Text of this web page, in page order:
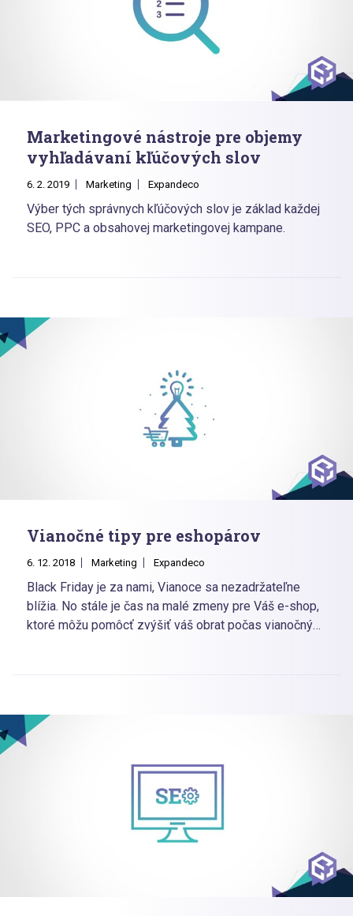
Marketingové nástroje pre objemy
vyhľadávaní kľúčových slov
6. 2. 2019 Marketing Expandeco
Výber tých správnych kľúčových slov je základ každej
SEO, PPC a obsahovej marketingovej kampane.
Vianočné tipy pre eshopárov
6. 12. 2018 Marketing Expandeco
Black Friday je za nami, Vianoce sa nezadržateľne
blížia. No stále je čas na malé zmeny pre Váš e-shop,
ktoré môžu pomôcť zvýšiť váš obrat počas vianočných